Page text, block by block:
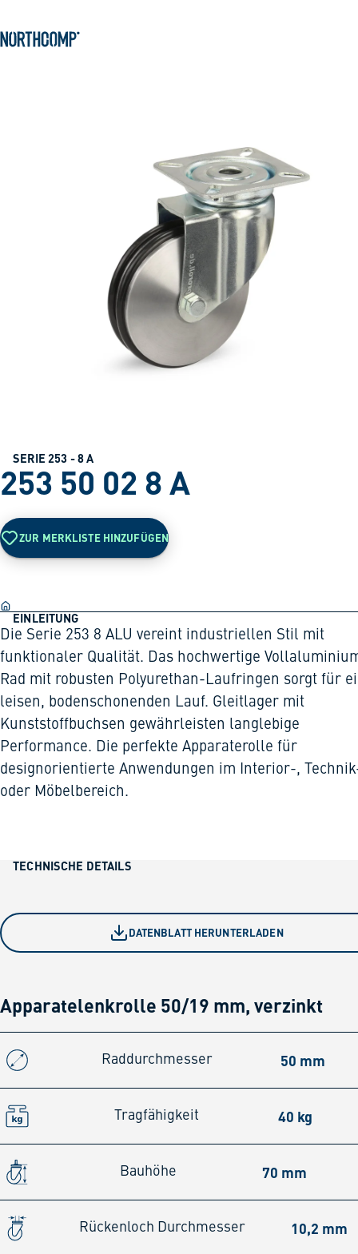
Zur Navigation springen
DE
SERIE 253 - 8 A
253 50 02 8 A
ZUR MERKLISTE HINZUFÜGEN
EINLEITUNG
Die Serie 253 8 ALU vereint industriellen Stil mit
funktionaler Qualität. Das hochwertige
Rad mit robusten Polyurethan-Laufringen sorgt für
leisen, bodenschonenden Lauf. Gleitlager mit
Kunststoffbuchsen gewährleisten langlebige
Performance. Die perfekte Apparaterolle für
designorientierte Anwendungen im Interior-,
oder Möbelbereich.
TECHNISCHE DETAILS
DATENBLATT HERUNTERLADEN
Apparatelenkrolle 50/19 mm, verzinkt
Raddurchmesser 50 mm
Tragfähigkeit 40 kg
Bauhöhe 70 mm
Rückenloch Durchmesser 10,2 mm